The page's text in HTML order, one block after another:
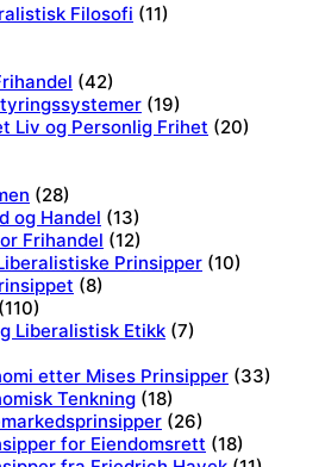
Filosofi (11)
(42)
(19)
Liv og Personlig Frihet (20)
(28)
og Handel (13)
Frihandel (12)
Prinsipper (10)
(8)
(110)
Liberalistisk Etikk (7)
etter Mises Prinsipper (33)
Tenkning (18)
(26)
for Eiendomsrett (18)